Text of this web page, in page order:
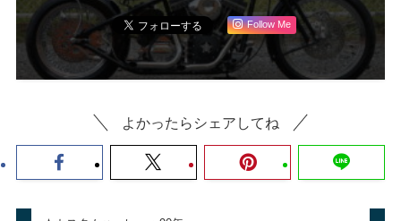
Follow Me
よかったらシェアしてね